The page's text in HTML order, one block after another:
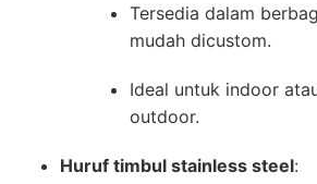
Tersedia dalam
mudah dicustom.
Ideal untuk indoor
outdoor.
Huruf timbul stainless steel: